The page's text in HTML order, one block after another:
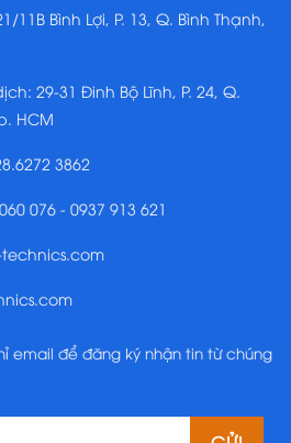
11B Bình Lợi, P. 13, Q. Bình Thạnh,
29-31 Đinh Bộ Lĩnh, P. 24, Q.
HCM
3862
076 - 0937 913 621
email để đăng ký nhận tin từ chúng